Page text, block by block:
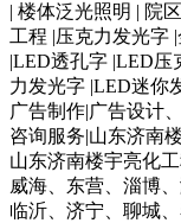
| 楼体泛光照明 | 院
工程 |压克力发光字
|LED透孔字 |LED压
力发光字 |LED迷你
广告制作|广告设计
咨询服务|山东济南
山东济南楼宇亮化
威海、东营、淄博
临沂、济宁、聊城